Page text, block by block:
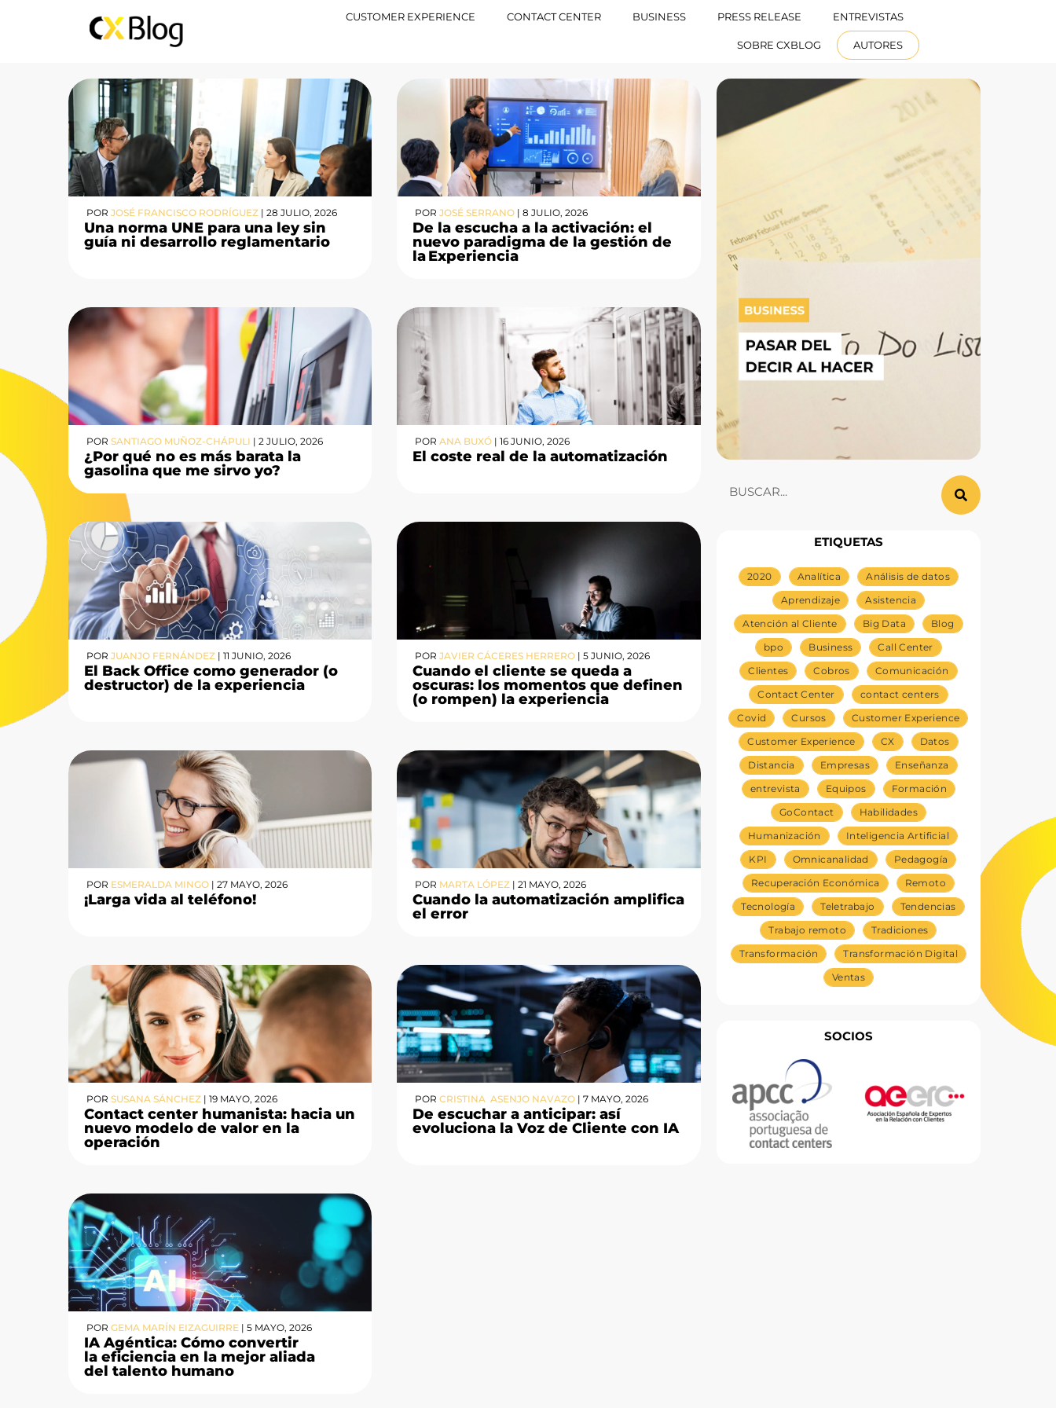
CUSTOMER EXPERIENCE CONTACT CENTER BUSINESS PRESS RELEASE ENTREVISTAS
SOBRE CXBLOG AUTORES
POR JOSÉ FRANCISCO RODRÍGUEZ | 28 JULIO, 2026
Una norma UNE para una ley sin
guía ni desarrollo reglamentario
POR JOSÉ SERRANO | 8 JULIO, 2026
De la escucha a la activación: el
nuevo paradigma de la gestión de
la Experiencia
POR SANTIAGO MUÑOZ-CHÁPULI | 2 JULIO, 2026
¿Por qué no es más barata la
gasolina que me sirvo yo?
POR ANA BUXÓ | 16 JUNIO, 2026
El coste real de la automatización
POR JUANJO FERNÁNDEZ | 11 JUNIO, 2026
El Back Office como generador (o
destructor) de la experiencia
POR JAVIER CÁCERES HERRERO | 5 JUNIO, 2026
Cuando el cliente se queda a
oscuras: los momentos que definen
(o rompen) la experiencia
POR ESMERALDA MINGO | 27 MAYO, 2026
¡Larga vida al teléfono!
POR MARTA LÓPEZ | 21 MAYO, 2026
Cuando la automatización amplifica
el error
POR SUSANA SÁNCHEZ | 19 MAYO, 2026
Contact center humanista: hacia un
nuevo modelo de valor en la
operación
POR CRISTINA ASENJO NAVAZO | 7 MAYO, 2026
De escuchar a anticipar: así
evoluciona la Voz de Cliente con IA
POR GEMA MARÍN EIZAGUIRRE | 5 MAYO, 2026
IA Agéntica: Cómo convertir
la eficiencia en la mejor aliada
del talento humano
ETIQUETAS
2020 Analítica
Análisis de datos
Aprendizaje
Asistencia
Atención al Cliente
Big Data
Blog
bpo
Business
Call Center
Clientes
Cobros
Comunicación
Contact Center
contact centers
Covid
Cursos
Customer Experience
Customer Experience
CX
Datos
Distancia
Empresas
Enseñanza
entrevista
Equipos
Formación
GoContact
Habilidades
Humanización
Inteligencia Artificial
KPI
Omnicanalidad
Pedagogía
Recuperación Económica
Remoto
Tecnología
Teletrabajo
Tendencias
Trabajo remoto
Tradiciones
Transformación
Transformación Digital
Ventas
SOCIOS